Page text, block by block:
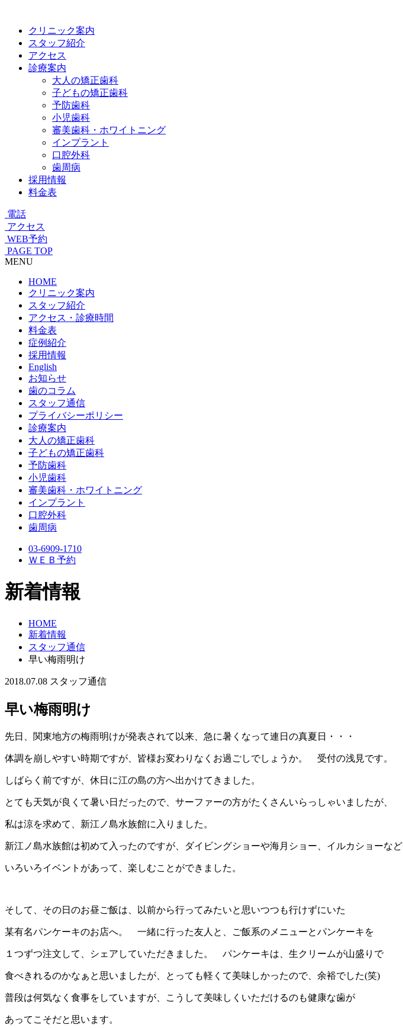
クリニック案内
スタッフ紹介
アクセス
診療案内
大人の矯正歯科
子どもの矯正歯科
予防歯科
小児歯科
審美歯科・ホワイトニング
インプラント
口腔外科
歯周病
採用情報
料金表
電話
アクセス
WEB予約
PAGE TOP
MENU
HOME
クリニック案内
スタッフ紹介
アクセス・診療時間
料金表
症例紹介
採用情報
English
お知らせ
歯のコラム
スタッフ通信
プライバシーポリシー
診療案内
大人の矯正歯科
子どもの矯正歯科
予防歯科
小児歯科
審美歯科・ホワイトニング
インプラント
口腔外科
歯周病
03-6909-1710
ＷＥＢ予約
新着情報
HOME
新着情報
スタッフ通信
早い梅雨明け
2018.07.08 スタッフ通信
早い梅雨明け
先日、関東地方の梅雨明けが発表されて以来、急に暑くなって連日の真夏日・・・
体調を崩しやすい時期ですが、皆様お変わりなくお過ごしでしょうか。 受付の浅見です。
しばらく前ですが、休日に江の島の方へ出かけてきました。
とても天気が良くて暑い日だったので、サーファーの方がたくさんいらっしゃいましたが、
私は涼を求めて、新江ノ島水族館に入りました。
新江ノ島水族館は初めて入ったのですが、ダイビングショーや海月ショー、イルカショーなど
いろいろイベントがあって、楽しむことができました。
そして、その日のお昼ご飯は、以前から行ってみたいと思いつつも行けずにいた
某有名パンケーキのお店へ。 一緒に行った友人と、ご飯系のメニューとパンケーキを
１つずつ注文して、シェアしていただきました。 パンケーキは、生クリームが山盛りで
食べきれるのかなぁと思いましたが、とっても軽くて美味しかったので、余裕でした(笑)
普段は何気なく食事をしていますが、こうして美味しくいただけるのも健康な歯が
あってこそだと思います。